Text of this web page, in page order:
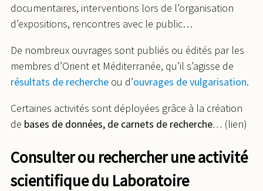
documentaires, interventions lors de l’organisation
d’expositions, rencontres avec le public…
De nombreux ouvrages sont publiés ou édités par les
membres d’Orient et Méditerranée, qu’il s’agisse de
résultats de recherche ou d’ouvrages de vulgarisation.
Certaines activités sont déployées grâce à la création
de bases de données, de carnets de recherche… (lien)
Consulter ou rechercher une activité
scientifique du Laboratoire